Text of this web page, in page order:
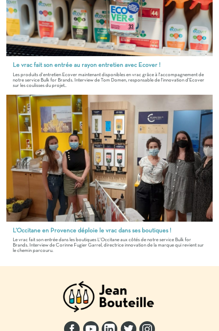
Le vrac fait son entrée au rayon entretien avec Ecover !
Les produits d'entretien Ecover maintenant disponibles en vrac grâce à l'accompagnement de
notre service Bulk for Brands. Interview de Tom Domen, responsable de l'innovation d'Ecover
sur les coulisses du projet..
L’Occitane en Provence déploie le vrac dans ses boutiques !
Le vrac fait son entrée dans les boutiques L'Occitane aux côtés de notre service Bulk for
Brands. Interview de Corinne Fugier Garrel, directrice innovation de la marque qui revient sur
le chemin parcouru.